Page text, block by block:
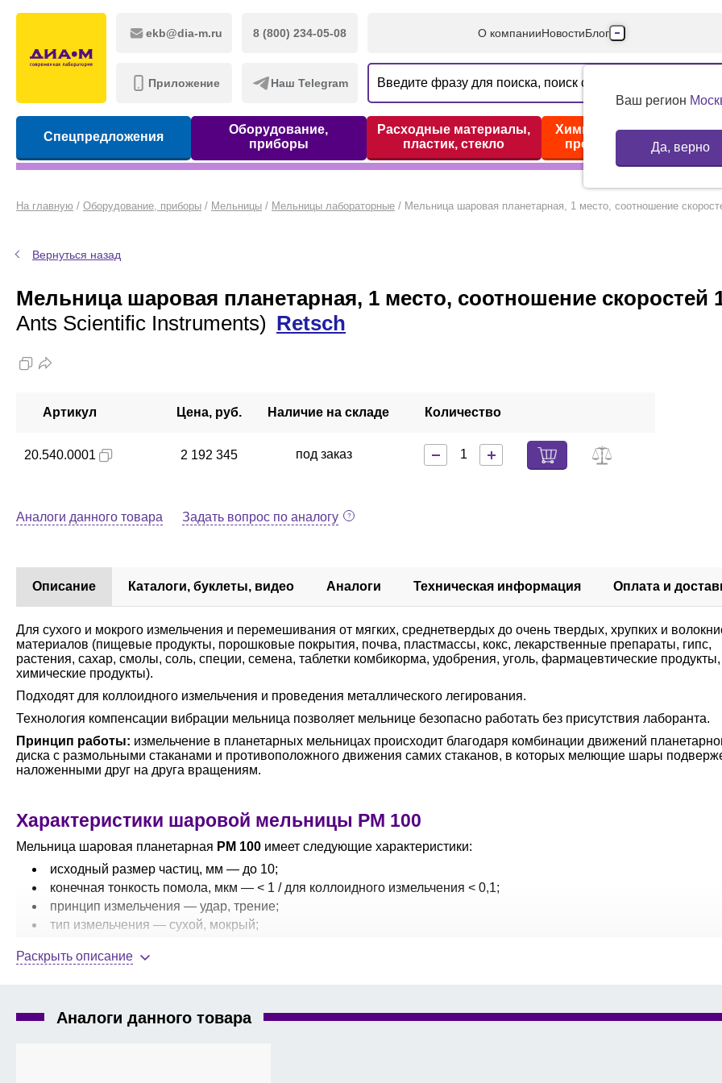
ekb@dia-m.ru 8 (800) 234-05-08
Приложение Наш Telegram
О компанииНовостиБлог
Производители
Партнеры
Контакты
Ваш регион
Да, верно
Спецпредложения
Оборудование,
приборы
Расходные материалы,
пластик, стекло
Химические реактивы,
препараты, наборы
На главную / Оборудование, приборы / Мельницы / Мельницы лабораторные / Мельница шаровая планетарная, 1 место, соотношение
Вернуться назад
Мельница шаровая планетарная, 1 место, соотношение скоростей
Ants Scientific Instruments) Retsch
Артикул Цена, руб. Наличие на складе Количество
20.540.0001 2 192 345 под заказ
Аналоги данного товара Задать вопрос по аналогу
Описание Каталоги, буклеты, видео Аналоги Техническая информация Оплата и
Для сухого и мокрого измельчения и перемешивания от мягких, среднетвердых до очень твердых, хрупких и
материалов (пищевые продукты, порошковые покрытия, почва, пластмассы, кокс, лекарственные препараты, гипс,
растения, сахар, смолы, соль, специи, семена, таблетки комбикорма, удобрения, уголь, фармацевтические продукты,
химические продукты).
Подходят для коллоидного измельчения и проведения металлического легирования.
Технология компенсации вибрации мельница позволяет мельнице безопасно работать без присутствия лаборанта.
Принцип работы: измельчение в планетарных мельницах происходит благодаря комбинации движений
диска с размольными стаканами и противоположного движения самих стаканов, в которых мелющие шары
наложенными друг на друга вращениям.
Характеристики шаровой мельницы PM 100
Мельница шаровая планетарная PM 100 имеет следующие характеристики:
исходный размер частиц, мм — до 10;
конечная тонкость помола, мкм — < 1 / для коллоидного измельчения < 0,1;
принцип измельчения — удар, трение;
тип измельчения — сухой, мокрый;
количество размольных мест — 1;
соотношение скоростей стакана и платформы — 1:-2;
Раскрыть описание
Аналоги данного товара